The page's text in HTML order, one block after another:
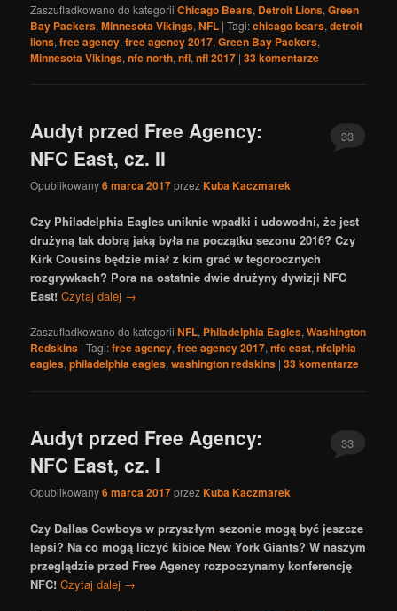
Zaszufladkowano do kategorii Chicago Bears, Detroit Lions,Green
Bay Packers,Minnesota Vikings,NFL |Tagi:chicago bears,detroit
lions,free agency,free agency 2017,Green Bay Packers,
Minnesota Vikings,nfc north,nfl,nfl 2017 |33komentarze
Audyt przed Free Agency:
NFC East, cz. II
Opublikowany6 marca 2017przezKuba Kaczmarek
33
Czy Philadelphia Eagles uniknie wpadki i udowodni, że jest
drużyną tak dobrą jaką była na początku sezonu 2016? Czy
Kirk Cousins będzie miał z kim grać w tegorocznych
rozgrywkach? Pora na ostatnie dwie drużyny dywizji NFC
East! Czytaj dalej →
Zaszufladkowano do kategorii NFL, Philadelphia Eagles,Washington
Redskins |Tagi:free agency,free agency 2017,nfc east,nfclphia
eagles,philadelphia eagles,washington redskins |33komentarze
Audyt przed Free Agency:
NFC East, cz. I
Opublikowany6 marca 2017przezKuba Kaczmarek
33
Czy Dallas Cowboys w przyszłym sezonie mogą być jeszcze
lepsi? Na co mogą liczyć kibice New York Giants? W naszym
przeglądzie przed Free Agency rozpoczynamy konferencję
NFC! Czytaj dalej →